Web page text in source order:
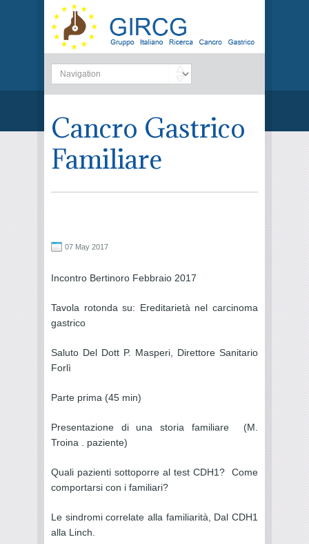
Cancro Gastrico
Familiare
07 May 2017
Incontro Bertinoro Febbraio 2017
Tavola rotonda su: Ereditarietà nel carcinoma
gastrico
Saluto Del Dott P. Masperi, Direttore Sanitario
Forlì
Parte prima (45 min)
Presentazione di una storia familiare (M.
Troina . paziente)
Quali pazienti sottoporre al test CDH1? Come
comportarsi con i familiari?
Le sindromi correlate alla familiarità, Dal CDH1
alla Linch.